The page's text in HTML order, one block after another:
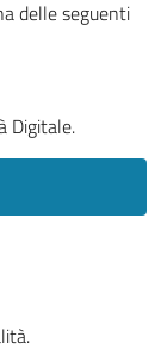
delle seguenti
Digitale.